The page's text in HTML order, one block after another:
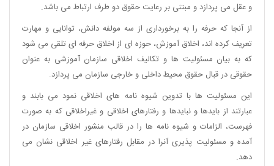
و عقل می پردازد و مبتنی بر رعایت حقوق دو طرف ارتباط می باشد.
از آنجا که حرفه را به برخورداری از سه مولفه دانش، توانایی و مهارت
تعریف کرده اند، اخلاق آموزش، حوزه ای از اخلاق حرفه ای تلقی می شود
که به بیان مسئولیت ها و تکالیف اخلاقی سازمان آموزشی به عنوان
حقوقی در قبال حقوق محیط داخلی و خارجی سازمان می پردازد.
این مسئولیت ها با تدوین شیوه نامه های اخلاقی نمود می بابند و
عبارتند از بایدها و نبایدها و رفتارهای اخلاقی و غیراخلاقی که به صورت
فهرست، الزامات و شیوه نامه ها را در قالب منشور اخلاقی سازمان در
آمده و مسئولیت پذیری آنرا در مقابل رفتارهای غیر اخلاقی نشان می
دهد.